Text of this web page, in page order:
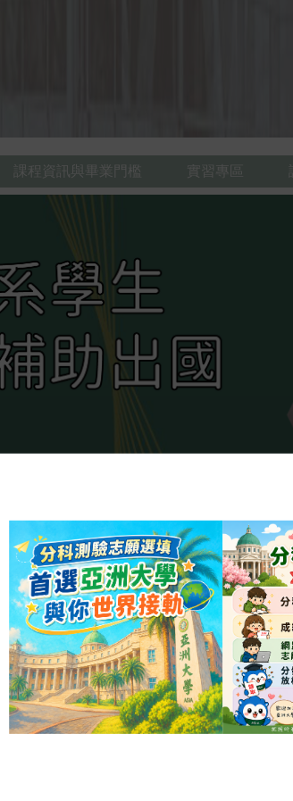
課程資訊與畢業門檻 實習專區